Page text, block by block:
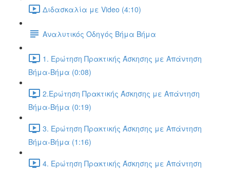
Διδασκαλία με Video (4:10)
Αναλυτικός Οδηγός Βήμα Βήμα
1. Ερώτηση Πρακτικής Άσκησης με Απάντηση
Βήμα-Βήμα (0:08)
2.Ερώτηση Πρακτικής Άσκησης με Απάντηση
Βήμα-Βήμα (0:19)
3. Ερώτηση Πρακτικής Άσκησης με Απάντηση
Βήμα-Βήμα (1:16)
4. Ερώτηση Πρακτικής Άσκησης με Απάντηση